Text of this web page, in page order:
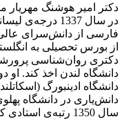
در سال 1337
دکتری روان‌شناسی
دانشگاه لندن اخذ کند. او
دانش‌یاری در دانشگاه
سال 1350 رتبه‌ی